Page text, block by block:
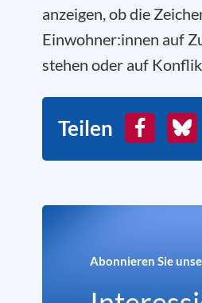
anzeigen, ob die
Einwohner:innen auf
stehen oder auf
Teilen Facebook
Abonnieren Sie